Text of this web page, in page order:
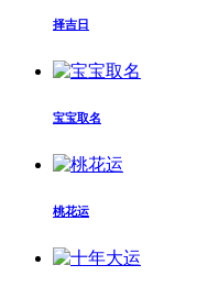
择吉日
宝宝取名
桃花运